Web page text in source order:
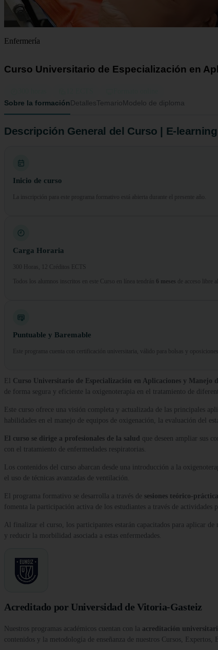
Enfermería
Curso Universitario de Especialización en
Sobre la formaciónDetallesTemarioModelo de diploma
Descripción General del Curso | E-learning
Inicio de curso
La inscripción para este programa formativo está abierta durante el presente año.
Carga Horaria
300 Horas, 12 Créditos ECTS
Todos los alumnos inscritos en este Curso en línea tendrán 6 meses de acceso libre al
Puntuable y Baremable
Este programa cuenta con certificación universitaria, válido para bolsas y
El Curso Universitario de Especialización en Aplicaciones y Manejo
de forma segura y eficiente la oxigenoterapia en el tratamiento de
Este curso ofrece una visión completa y actualizada de las principales
habilidades en el manejo de equipos de oxigenación, la evaluación del
El curso se dirige a profesionales de la salud que deseen ampliar sus
con el tratamiento de enfermedades respiratorias.
Los contenidos del curso abarcan desde una introducción a la
el uso de técnicas avanzadas de ventilación.
El programa formativo se desarrolla a través de sesiones teórico-
fomenta la participación activa de los estudiantes a través de actividades
Al finalizar el curso, los participantes estarán capacitados para aplicar
y reducir la morbilidad asociada a estas enfermedades.
Acreditado por Universidad de Vitoria-Gasteiz
Nuestros programas académicos cuentan con la acreditación
contenidos y la metodología de enseñanza de nuestros Cursos,